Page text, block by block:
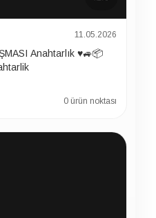
11.05.2026
Anahtarlık ♥️🚙📦
0 ürün noktası